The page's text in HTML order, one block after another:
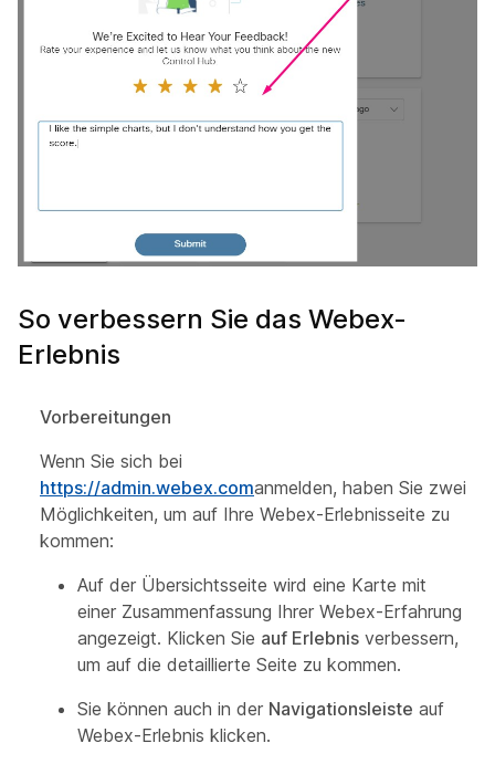
So verbessern Sie das Webex-
Erlebnis
Vorbereitungen
Wenn Sie sich bei
https://admin.webex.comanmelden, haben Sie zwei
Möglichkeiten, um auf Ihre Webex-Erlebnisseite zu
kommen:
Auf der Übersichtsseite wird eine Karte mit
einer Zusammenfassung Ihrer Webex-Erfahrung
angezeigt. Klicken Sie auf Erlebnis verbessern,
um auf die detaillierte Seite zu kommen.
Sie können auch in der Navigationsleiste auf
Webex-Erlebnis klicken.